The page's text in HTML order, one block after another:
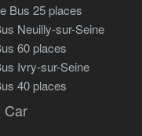
Bus 25 places
Neuilly-sur-Seine
60 places
Ivry-sur-Seine
40 places
Car